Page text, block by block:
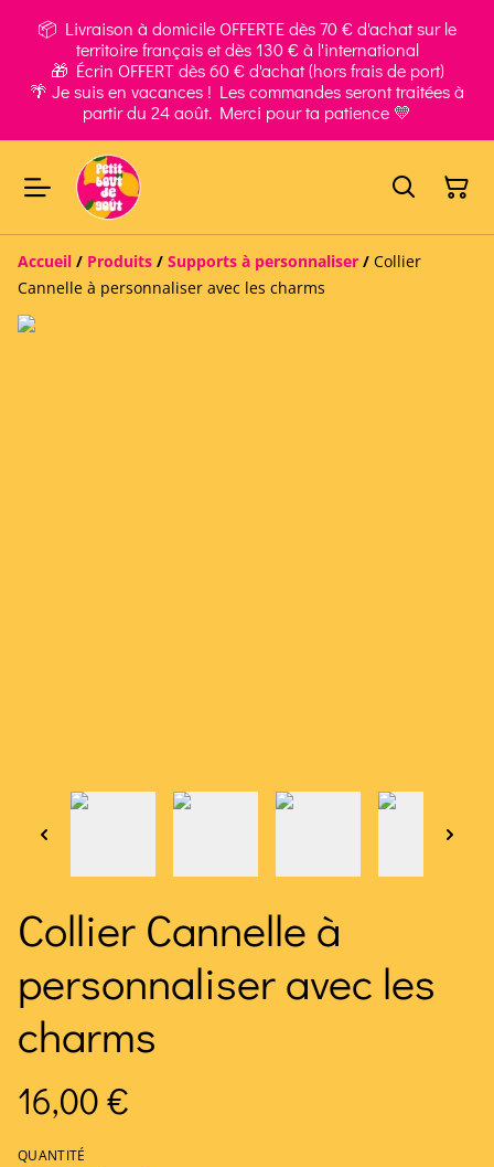
📦 Livraison à domicile OFFERTE dès 70 € d'achat sur le
territoire français et dès 130 € à l'international
🎁 Écrin OFFERT dès 60 € d'achat (hors frais de port)
🌴 Je suis en vacances ! Les commandes seront traitées à
partir du 24 août. Merci pour ta patience 💛
Accueil / Produits / Supports à personnaliser / Collier
Cannelle à personnaliser avec les charms
Collier Cannelle à
personnaliser avec les
charms
16,00 €
QUANTITÉ